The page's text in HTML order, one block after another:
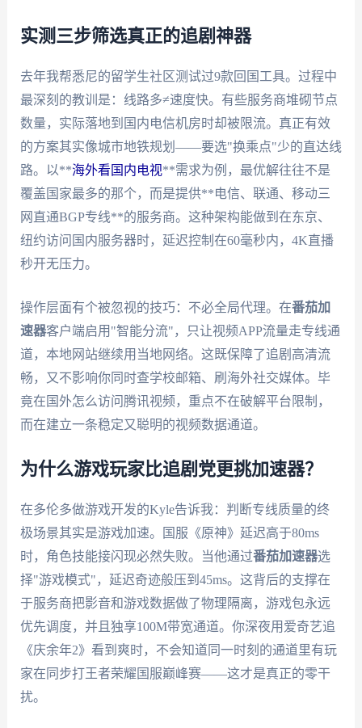
实测三步筛选真正的追剧神器
去年我帮悉尼的留学生社区测试过9款回国工具。过程中
最深刻的教训是：线路多≠速度快。有些服务商堆砌节点
数量，实际落地到国内电信机房时却被限流。真正有效
的方案其实像城市地铁规划——要选"换乘点"少的直达线
路。以**海外看国内电视**需求为例，最优解往往不是
覆盖国家最多的那个，而是提供**电信、联通、移动三
网直通BGP专线**的服务商。这种架构能做到在东京、
纽约访问国内服务器时，延迟控制在60毫秒内，4K直播
秒开无压力。
操作层面有个被忽视的技巧：不必全局代理。在番茄加
速器客户端启用"智能分流"，只让视频APP流量走专线通
道，本地网站继续用当地网络。这既保障了追剧高清流
畅，又不影响你同时查学校邮箱、刷海外社交媒体。毕
竟在国外怎么访问腾讯视频，重点不在破解平台限制，
而在建立一条稳定又聪明的视频数据通道。
为什么游戏玩家比追剧党更挑加速器？
在多伦多做游戏开发的Kyle告诉我：判断专线质量的终
极场景其实是游戏加速。国服《原神》延迟高于80ms
时，角色技能接闪现必然失败。当他通过番茄加速器选
择"游戏模式"，延迟奇迹般压到45ms。这背后的支撑在
于服务商把影音和游戏数据做了物理隔离，游戏包永远
优先调度，并且独享100M带宽通道。你深夜用爱奇艺追
《庆余年2》看到爽时，不会知道同一时刻的通道里有玩
家在同步打王者荣耀国服巅峰赛——这才是真正的零干
扰。